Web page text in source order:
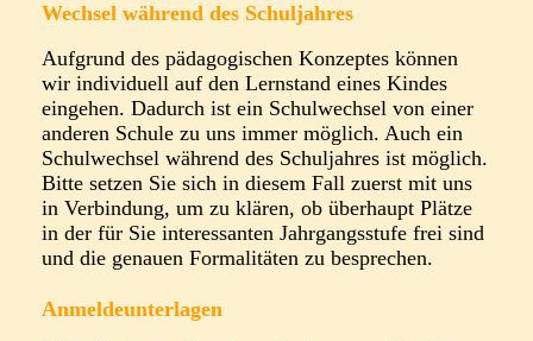
Wechsel während des Schuljahres
Aufgrund des pädagogischen Konzeptes können
wir individuell auf den Lernstand eines Kindes
eingehen. Dadurch ist ein Schulwechsel von einer
anderen Schule zu uns immer möglich. Auch ein
Schulwechsel während des Schuljahres ist möglich.
Bitte setzen Sie sich in diesem Fall zuerst mit uns
in Verbindung, um zu klären, ob überhaupt Plätze
in der für Sie interessanten Jahrgangsstufe frei sind
und die genauen Formalitäten zu besprechen.
Anmeldeunterlagen